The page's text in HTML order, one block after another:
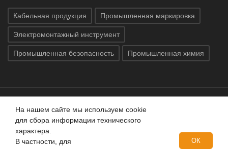
Кабельная продукция Промышленная маркировка
Электромонтажный инструмент
Промышленная безопасность Промышленная химия
Все права защищены © 2020 ГК «Индатэк»
защищены.Использование материалов с сайта запрещено.
Данный сайт не является публичной офертой, определяемой
положениями статей 437 (2) ГК РФ.
На нашем сайте мы используем cookie
для сбора информации технического
характера.
В частности, для
ОК